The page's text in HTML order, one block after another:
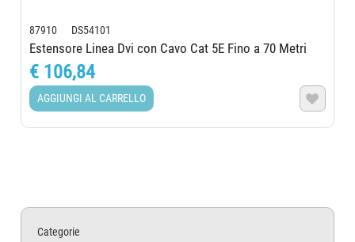
87910 DS54101
Estensore Linea Dvi con Cavo Cat 5E Fino a 70 Metri
€ 106,84
AGGIUNGI AL CARRELLO 
Categorie